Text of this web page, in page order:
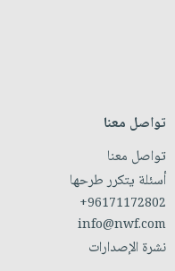
تواصل معنا
تواصل معنا
أسئلة يتكرر طرحها
+96171172802
info@nwf.com
نشرة الإصدارات